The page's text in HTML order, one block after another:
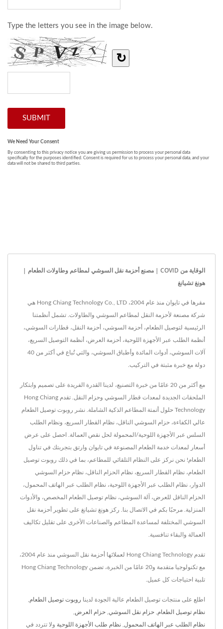
الوقاية من COVID | مصنع أحزمة نقل السوشي لمطاعم وطاولات الطعام |
هونغ تشيانغ
مقرها في تايوان منذ عام 2004، Hong Chiang Technology Co., LTD هي
شركة مصنعة لأحزمة النقل لمطاعم السوشي والطاولات. تشمل أنظمتنا
الرئيسية لتوصيل الطعام، أحزمة السوشي، أحزمة النقل، قطارات السوشي،
أنظمة الطلب عبر الأجهزة اللوحية، أحزمة العرض، أنظمة التوصيل السريع،
آلات السوشي، أدوات المائدة وأطباق السوشي، والتي تُباع في أكثر من 40
دولة مع خبرة مثبتة في التركيب.
مع أكثر من 20 عامًا من خبرة التصنيع، لدينا القدرة الفريدة على تصميم وابتكار
الملحقات الجديدة لمعدات قطار السوشي وحزام النقل. تقدم Hong Chiang
Technology حلول أتمتة المطاعم الذكية الشاملة. نشر روبوت توصيل الطعام
عالي الكفاءة، حزام السوشي الناقل، نظام القطار السريع، ونظام الطلب
السلس عبر الأجهزة اللوحية/المحمولة لحل نقص العمالة. احصل على عرض
أسعار لمعدات خدمة الطعام المصنوعة في تايوان وارتق بتجربتك في تناول
الطعام! نحن نركز على النظام التلقائي للمطاعم، بما في ذلك روبوت توصيل
الطعام، نظام القطار السريع، نظام الحزام الناقل، نظام حزام السوشي
الدوار، نظام الطلب عبر الأجهزة اللوحية، نظام الطلب عبر الهاتف المحمول،
الحزام الناقل للعرض، آلة السوشي، نظام توصيل الطعام المخصص، والأدوات
المنزلية. مرحبًا بكم في الاتصال بنا. ركز هونغ تشيانغ على تطوير أحزمة نقل
السوشي المختلفة لمساعدة المطاعم والصناعات الأخرى على تقليل تكاليف
العمالة والبقاء تنافسية.
تقدم Hong Chiang Technology لعملائها أحزمة نقل السوشي منذ عام 2004،
مع تكنولوجيا متقدمة و20 عامًا من الخبرة، تضمن Hong Chiang Technology
تلبية احتياجات كل عميل.
اطلع على منتجات توصيل الطعام عالية الجودة لدينا روبوت توصيل الطعام
نظام توصيل الطعام حزام نقل السوشي حزام العرض
نظام الطلب عبر الهاتف المحمول نظام طلب الأجهزة اللوحية ولا تتردد في